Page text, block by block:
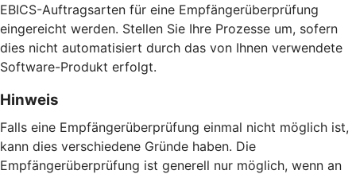
EBICS-Auftragsarten für eine Empfängerüberprüfung
eingereicht werden. Stellen Sie Ihre Prozesse um, sofern
dies nicht automatisiert durch das von Ihnen verwendete
Software-Produkt erfolgt.
Hinweis
Falls eine Empfängerüberprüfung einmal nicht möglich ist,
kann dies verschiedene Gründe haben. Die
Empfängerüberprüfung ist generell nur möglich, wenn an